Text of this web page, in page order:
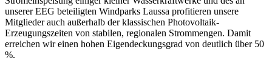
unserer EEG beteiligten Windparks Laussa profitieren unsere
Mitglieder auch außerhalb der klassischen Photovoltaik-
Erzeugungszeiten von stabilen, regionalen Strommengen. Damit
erreichen wir einen hohen Eigendeckungsgrad von deutlich über 50
%.